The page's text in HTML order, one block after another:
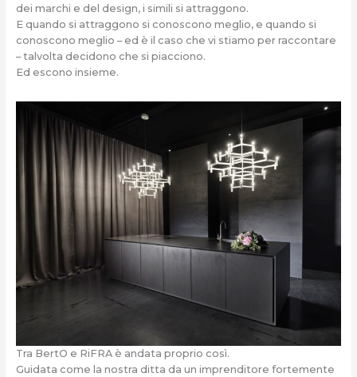
dei marchi e del design, i simili si attraggono.
E quando si attraggono si conoscono meglio, e quando si
conoscono meglio – ed è il caso che vi stiamo per raccontare
– talvolta decidono che si piacciono.
Ed escono insieme.
Tra BertO e RiFRA è andata proprio così.
Guidata come la nostra ditta da un imprenditore fortemente